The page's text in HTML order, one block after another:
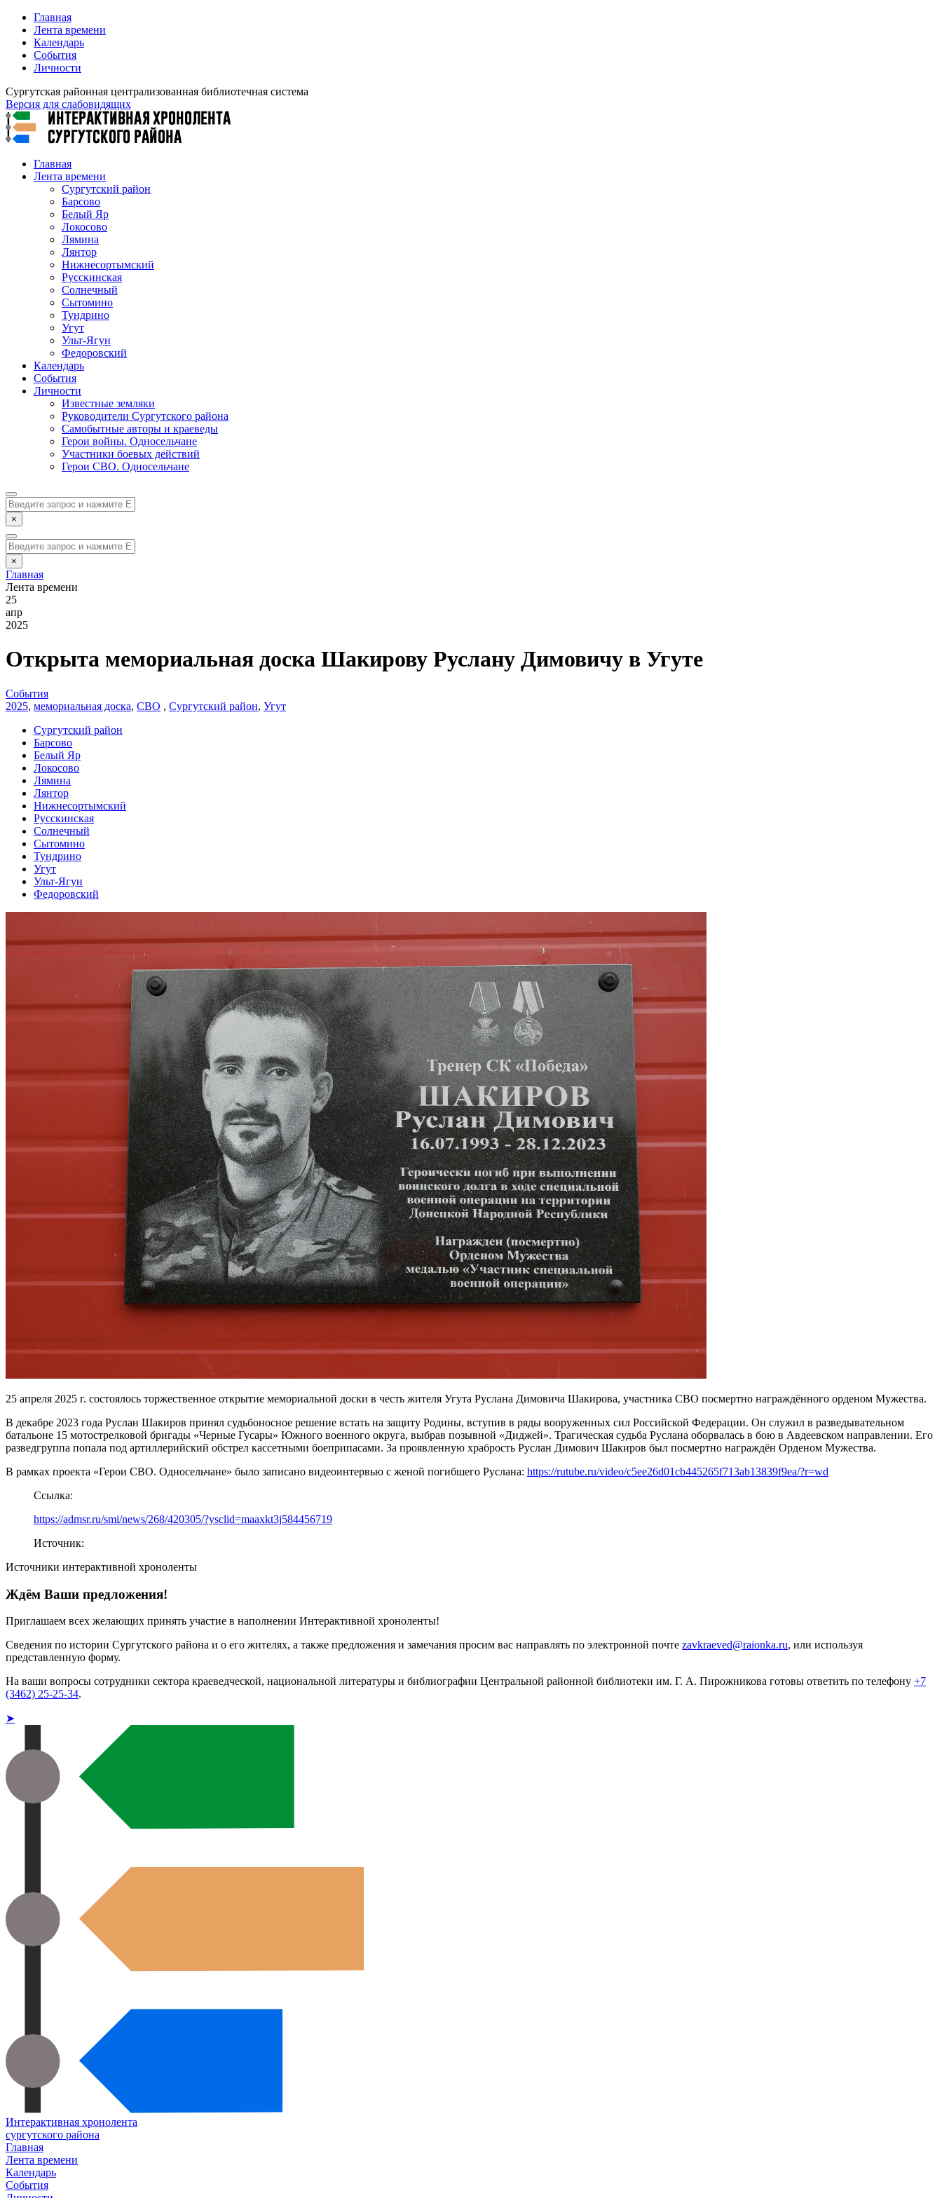
Главная
Лента времени
Календарь
События
Личности
Сургутская районная централизованная библиотечная система
Версия для слабовидящих
Главная
Лента времени
Сургутский район
Барсово
Белый Яр
Локосово
Лямина
Лянтор
Нижнесортымский
Русскинская
Солнечный
Сытомино
Тундрино
Угут
Ульт-Ягун
Федоровский
Календарь
События
Личности
Известные земляки
Руководители Сургутского района
Самобытные авторы и краеведы
Герои войны. Односельчане
Участники боевых действий
Герои СВО. Односельчане
×
×
Главная
Лента времени
25
апр
2025
Открыта мемориальная доска Шакирову Руслану Димовичу в Угуте
События
2025, мемориальная доска, СВО , Сургутский район, Угут
Сургутский район
Барсово
Белый Яр
Локосово
Лямина
Лянтор
Нижнесортымский
Русскинская
Солнечный
Сытомино
Тундрино
Угут
Ульт-Ягун
Федоровский
25 апреля 2025 г. состоялось торжественное открытие мемориальной доски в честь жителя Угута Руслана Димовича Шакирова, участника СВО посмертно награждённого орденом Мужества.
В декабре 2023 года Руслан Шакиров принял судьбоносное решение встать на защиту Родины, вступив в ряды вооруженных сил Российской Федерации. Он служил в разведывательном
батальоне 15 мотострелковой бригады «Черные Гусары» Южного военного округа, выбрав позывной «Диджей». Трагическая судьба Руслана оборвалась в бою в Авдеевском направлении. Его
разведгруппа попала под артиллерийский обстрел кассетными боеприпасами. За проявленную храбрость Руслан Димович Шакиров был посмертно награждён Орденом Мужества.
В рамках проекта «Герои СВО. Односельчане» было записано видеоинтервью с женой погибшего Руслана: https://rutube.ru/video/c5ee26d01cb445265f713ab13839f9ea/?r=wd
Ссылка:
https://admsr.ru/smi/news/268/420305/?ysclid=maaxkt3j584456719
Источник:
Источники интерактивной хроноленты
Ждём Ваши предложения!
Приглашаем всех желающих принять участие в наполнении Интерактивной хроноленты!
Сведения по истории Сургутского района и о его жителях, а также предложения и замечания просим вас направлять по электронной почте zavkraeved@raionka.ru, или используя
представленную форму.
На ваши вопросы сотрудники сектора краеведческой, национальной литературы и библиографии Центральной районной библиотеки им. Г. А. Пирожникова готовы ответить по телефону +7
(3462) 25-25-34.
➤
Интерактивная хронолента
сургутского района
Главная
Лента времени
Календарь
События